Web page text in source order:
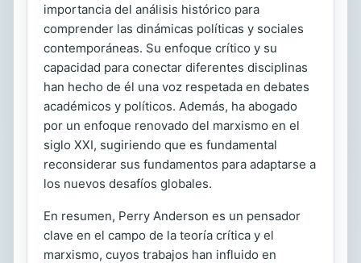
importancia del análisis histórico para
comprender las dinámicas políticas y sociales
contemporáneas. Su enfoque crítico y su
capacidad para conectar diferentes disciplinas
han hecho de él una voz respetada en debates
académicos y políticos. Además, ha abogado
por un enfoque renovado del marxismo en el
siglo XXI, sugiriendo que es fundamental
reconsiderar sus fundamentos para adaptarse a
los nuevos desafíos globales.
En resumen, Perry Anderson es un pensador
clave en el campo de la teoría crítica y el
marxismo, cuyos trabajos han influido en